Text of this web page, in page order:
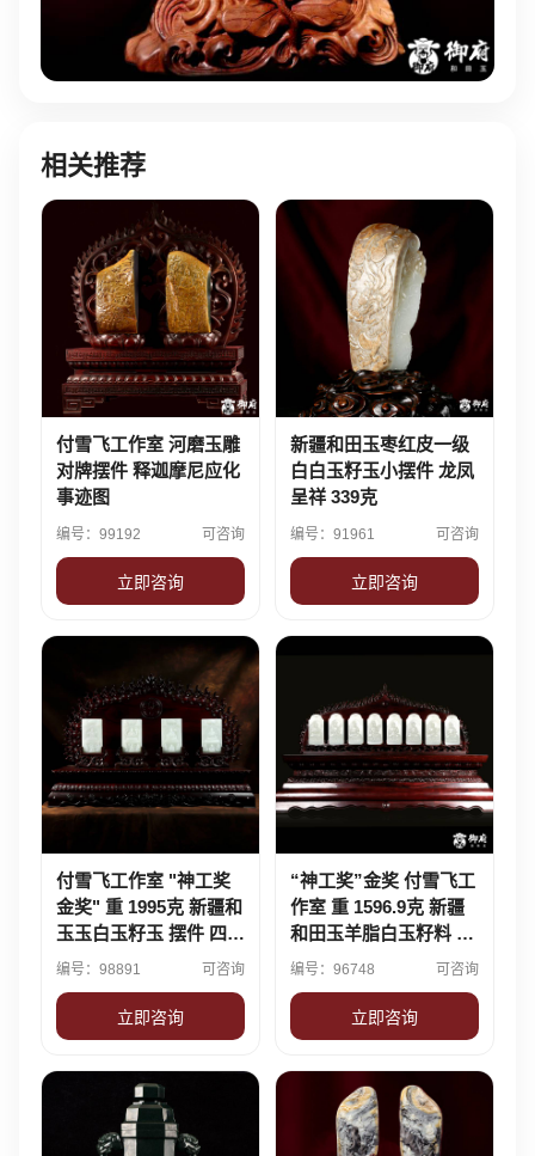
相关推荐
付雪飞工作室 河磨玉雕
对牌摆件 释迦摩尼应化
事迹图
编号：99192 可咨询
立即咨询
新疆和田玉枣红皮一级
白白玉籽玉小摆件 龙凤
呈祥 339克
编号：91961 可咨询
立即咨询
付雪飞工作室 "神工奖
金奖" 重 1995克 新疆和
玉玉白玉籽玉 摆件 四大
菩萨
编号：98891 可咨询
立即咨询
“神工奖”金奖 付雪飞工
作室 重 1596.9克 新疆
和田玉羊脂白玉籽料 八
大守护神
编号：96748 可咨询
立即咨询